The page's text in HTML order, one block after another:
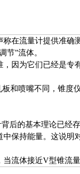
量计提供准确测量之
”流体。
，因为它们已经是专
和喷嘴不同，锥
后的基本理论已经存
保持能量。这说明
，当流体接近V型锥